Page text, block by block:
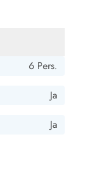
6 Pers.
Ja
Ja